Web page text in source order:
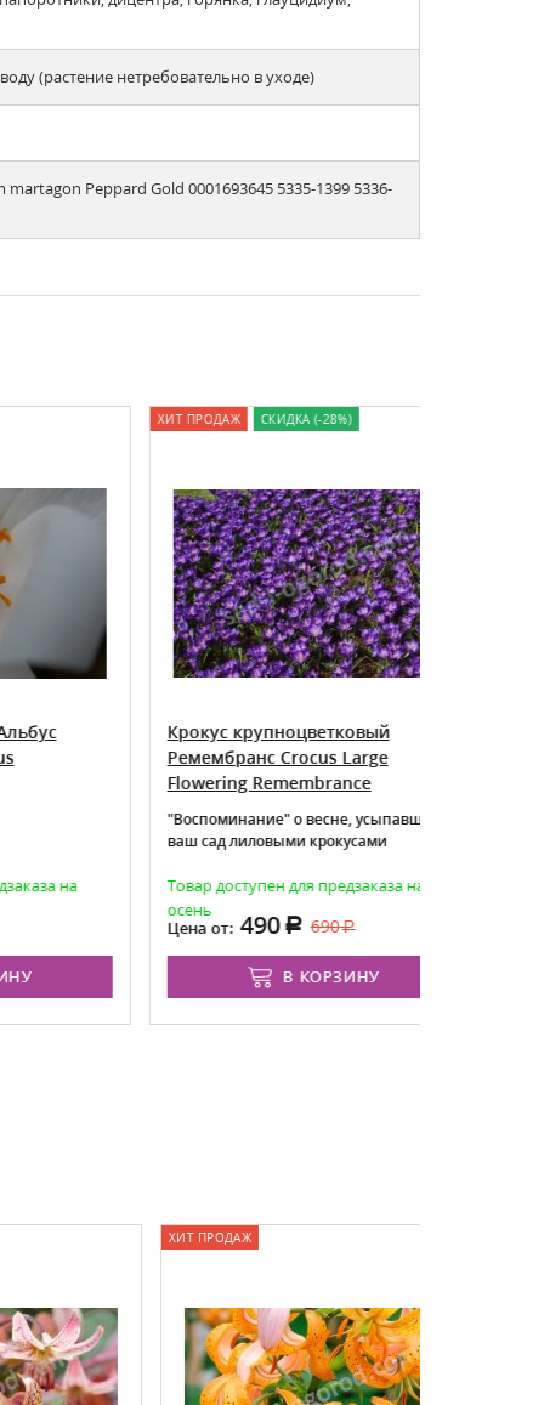
(растение нетребовательно в уходе)
Peppard Gold 0001693645 5335-1399 5336-
ХИТ ПРОДАЖ СКИДКА (-28%)
Крокус крупноцветковый
Ремембранс Crocus Large
Flowering Remembrance
"Воспоминание" о весне, усыпавшей
ваш сад лиловыми крокусами
Товар доступен для предзаказа на
Цена от: 490 690
В КОРЗИНУ
ХИТ ПРОДАЖ